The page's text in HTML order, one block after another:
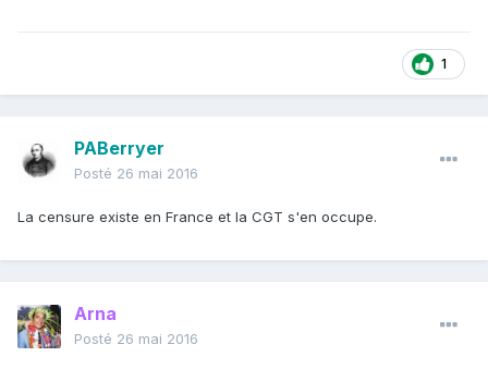
1
PABerryer
Posté 26 mai 2016
La censure existe en France et la CGT s'en occupe.
Arna
Posté 26 mai 2016